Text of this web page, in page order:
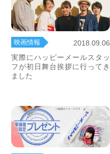
映画情報
2018.09.06
実際にハッピーメールスタッ
フが初日舞台挨拶に行ってき
ました